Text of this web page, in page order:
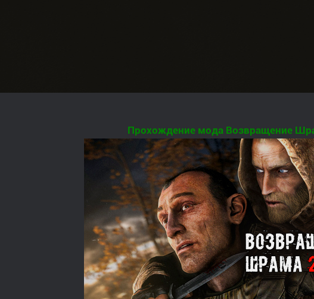
Прохождение мода Возвращение